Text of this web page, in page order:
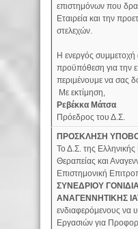
επιστημόνων που
Εταιρεία και την
στελεχών.
Η ενεργός συμμετοχή
προϋπόθεση για την
περιμένουμε να σας
Με εκτίμηση,
Ρεβέκκα Μάτσα
Πρόεδρος του Δ.Σ.
ΠΡΟΣΚΛΗΣΗ
Το Δ.Σ. της Ελληνικής
Θεραπείας και
Επιστημονική
ΣΥΝΕΔΡΙΟΥ
ΑΝΑΓΕΝΝΗΤΙΚΗΣ
ενδιαφερόμενους να
Εργασιών για